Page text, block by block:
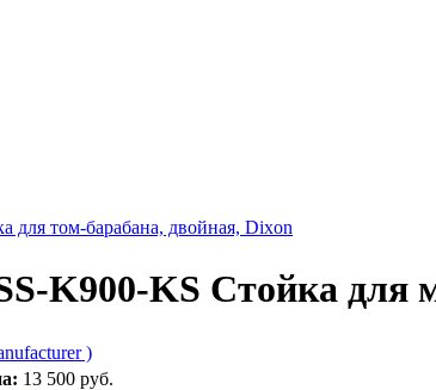
для том-барабана, двойная, Dixon
K900-KS Стойка для
)
13 500 руб.